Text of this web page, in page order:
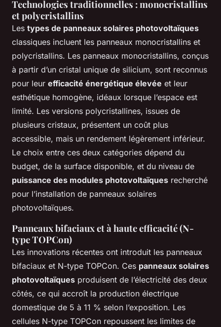
Technologies traditionnelles : monocristallins
et polycristallins
Les types de panneaux solaires photovoltaïques
classiques incluent les panneaux monocristallins et
polycristallins. Les panneaux monocristallins, conçus
à partir d’un cristal unique de silicium, sont reconnus
pour leur efficacité énergétique élevée et leur
esthétique homogène, idéaux lorsque l’espace est
limité. Les versions polycristallines, issues de
plusieurs cristaux, présentent un coût plus
accessible, mais un rendement légèrement inférieur.
Le choix entre ces deux catégories dépend du
budget, de la surface disponible, et du niveau de
puissance des modules photovoltaïques recherché
pour l’installation de panneaux solaires
photovoltaïques.
Panneaux bifaciaux et à haute efficacité (N-
type TOPCon)
Les innovations récentes ont introduit les panneaux
bifaciaux et N-type TOPCon. Ces panneaux solaires
photovoltaïques produisent de l’électricité des deux
côtés, ce qui accroît la production électrique
domestique de 5 à 11 % selon l’exposition. Les
cellules N-type TOPCon repoussent les limites de